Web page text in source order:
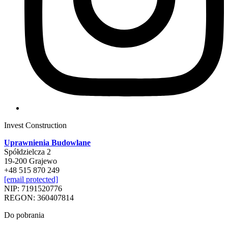
Invest Construction
Uprawnienia Budowlane
Spółdzielcza 2
19-200 Grajewo
+48 515 870 249
[email protected]
NIP: 7191520776
REGON: 360407814
Do pobrania